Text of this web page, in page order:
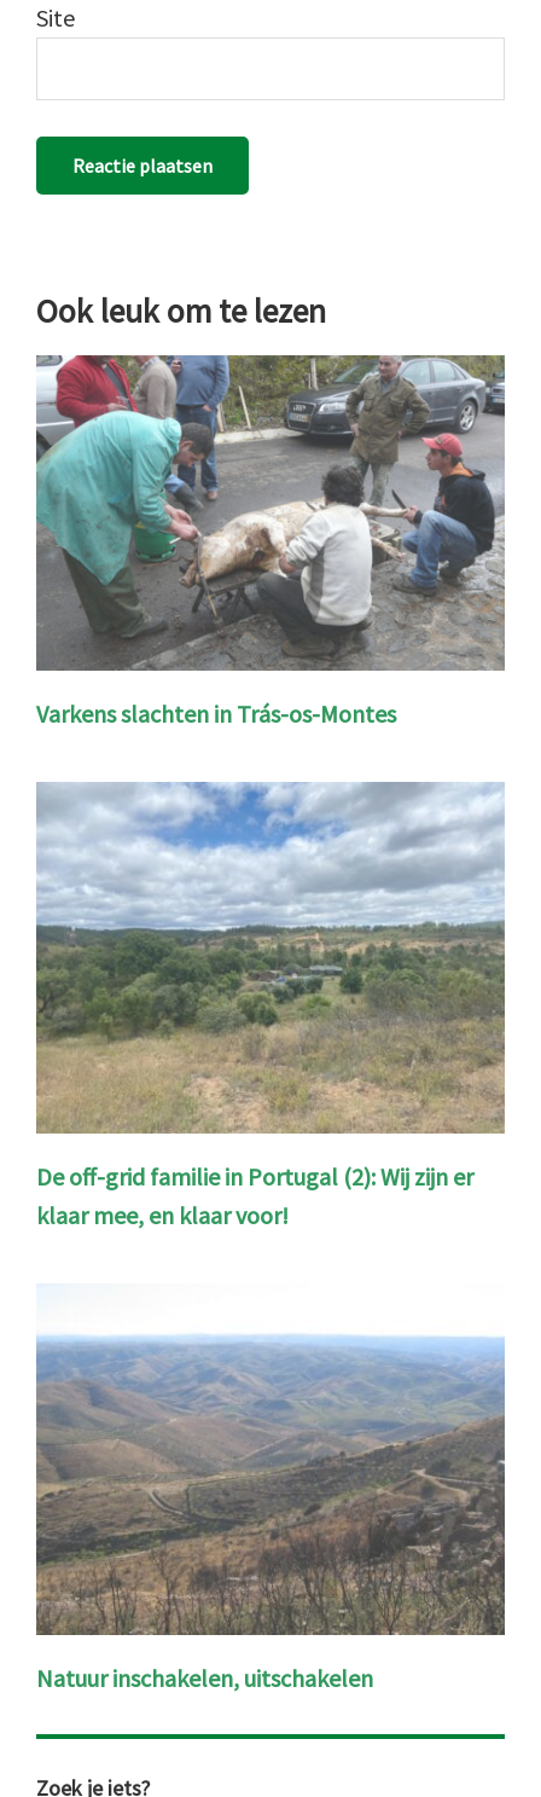
Site
Ook leuk om te lezen
Varkens slachten in Trás-os-Montes
De off-grid familie in Portugal (2): Wij zijn er
klaar mee, en klaar voor!
Natuur inschakelen, uitschakelen
Zoek je iets?